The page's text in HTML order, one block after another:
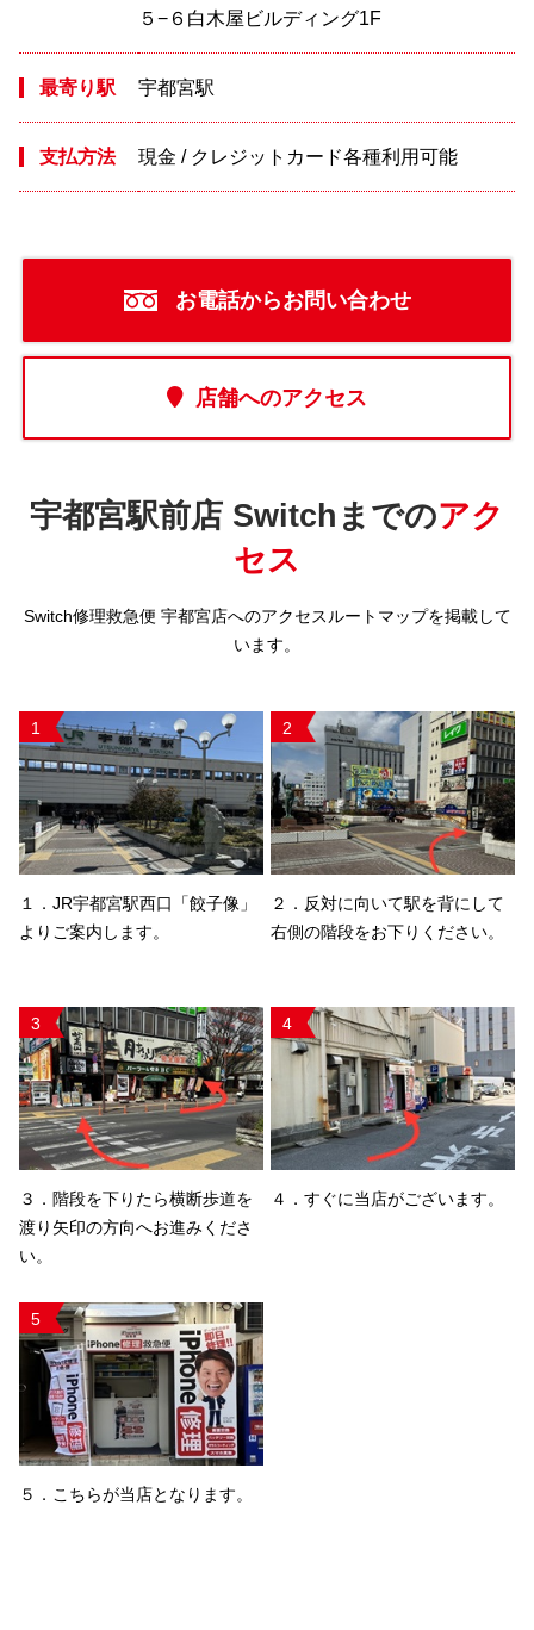
５−６白木屋ビルディング1F
最寄り駅 宇都宮駅
支払方法 現金 / クレジットカード各種利用可能
お電話からお問い合わせ
店舗へのアクセス
宇都宮駅前店 Switchまでのアク
セス
Switch修理救急便 宇都宮店へのアクセスルートマップを掲載して
います。
1
１．JR宇都宮駅西口「餃子像」
よりご案内します。
2
２．反対に向いて駅を背にして
右側の階段をお下りください。
3
３．階段を下りたら横断歩道を
渡り矢印の方向へお進みくださ
い。
4
４．すぐに当店がございます。
5
５．こちらが当店となります。